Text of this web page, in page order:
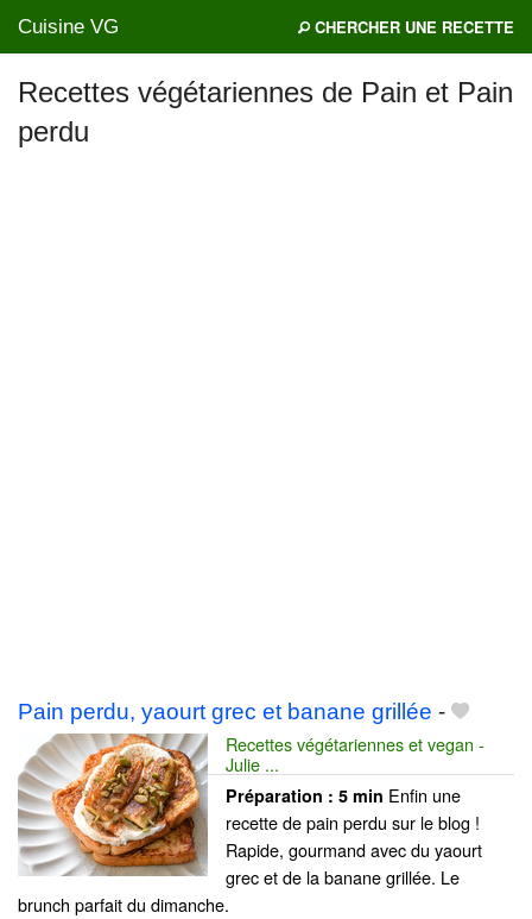
Cuisine VG CHERCHER UNE RECETTE
Recettes végétariennes de Pain et Pain
perdu
Pain perdu, yaourt grec et banane grillée -
Recettes végétariennes et vegan -
Julie ...
Préparation : 5 min Enfin une
recette de pain perdu sur le blog !
Rapide, gourmand avec du yaourt
grec et de la banane grillée. Le
brunch parfait du dimanche.